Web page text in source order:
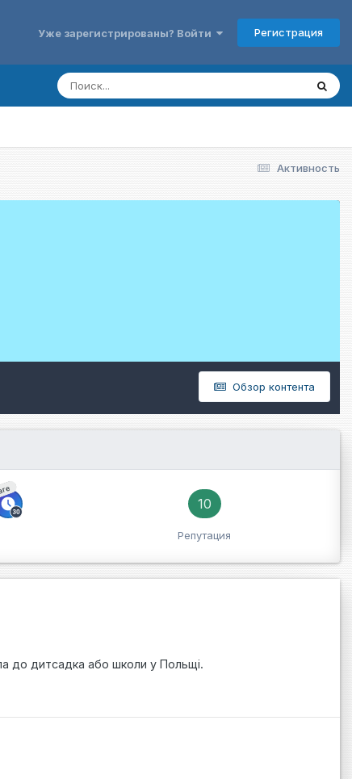
Уже зарегистрированы? Войти Регистрация
Активность
Обзор контента
10
Репутация
до дитсадка або школи у Польщі.